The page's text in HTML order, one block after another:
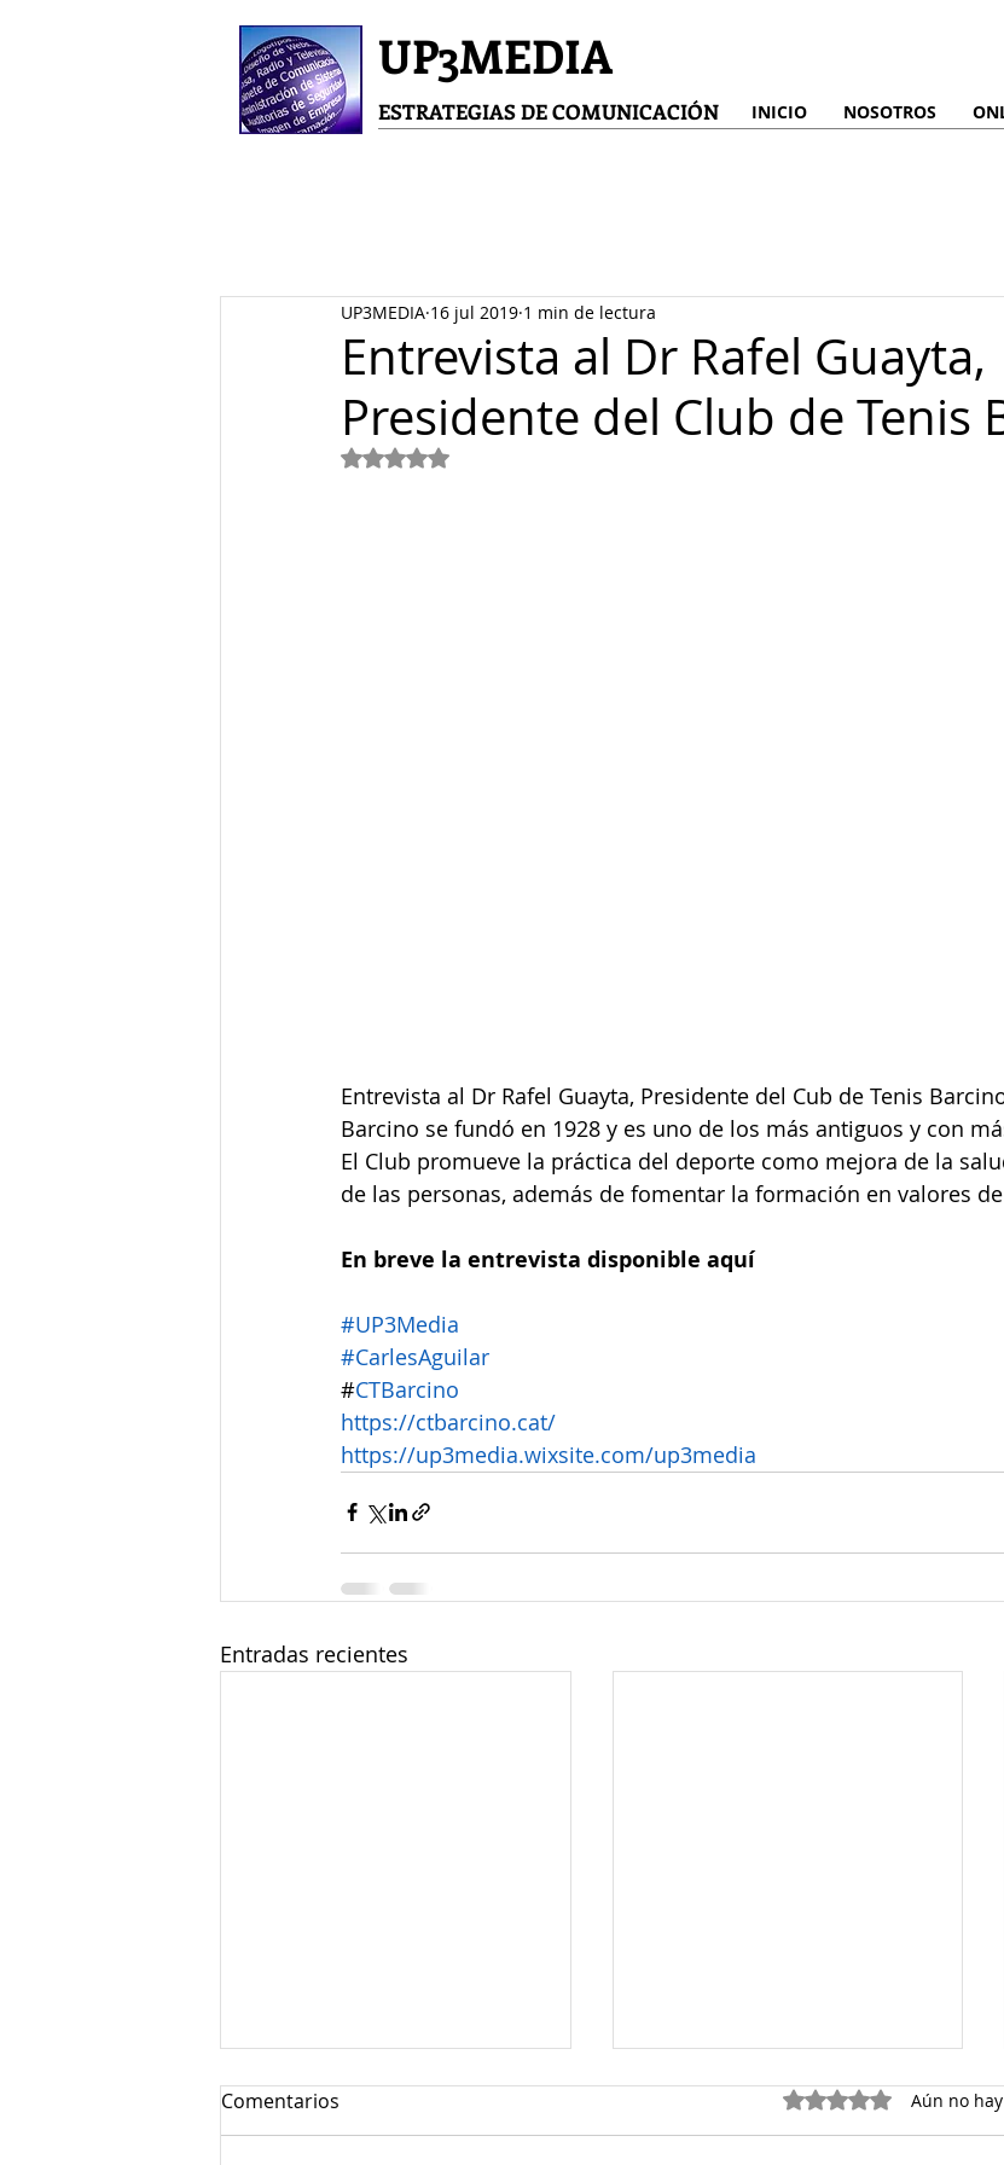
UP3MEDIA
ESTRATEGIAS DE COMUNICACIÓN INICIO NOSOTROS
Entrevista al Dr Rafel Guayta,
Presidente del Club de Tenis
UP3MEDIA 16 jul 2019 1 min de lectura
Obtuvo NaN de 5 estrellas.
Entrevista al Dr Rafel Guayta, Presidente del Cub de Tenis
Barcino se fundó en 1928 y es uno de los más antiguos y con
El Club promueve la práctica del deporte como mejora de la
de las personas, además de fomentar la formación en valores
En breve la entrevista disponible aquí
#UP3Media
#CarlesAguilar
#CTBarcino
https://ctbarcino.cat/
https://up3media.wixsite.com/up3media
Entradas recientes
Comentarios Obtuvo 0 de 5Aún no